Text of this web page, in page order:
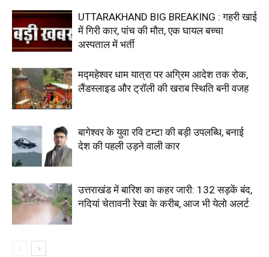
UTTARAKHAND BIG BREAKING : गहरी खाई
में गिरी कार, पांच की मौत, एक घायल बच्चा
अस्पताल में भर्ती
मद्महेश्वर धाम यात्रा पर अग्रिम आदेश तक रोक,
लैंडस्लाइड और ट्रॉली की खराब स्थिति बनी वजह
बागेश्वर के युवा रवि टम्टा की बड़ी उपलब्धि, बनाई
देश की पहली उड़ने वाली कार
उत्तराखंड में बारिश का कहर जारी: 132 सड़कें बंद,
नदियां चेतावनी रेखा के करीब, आज भी येलो अलर्ट